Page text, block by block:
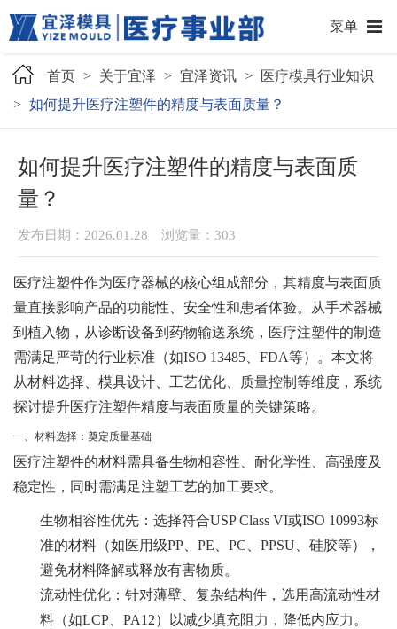
菜单
首页 > 关于宜泽 > 宜泽资讯 >
医疗模具行业知识
> 如何提升医疗注塑件的精度与表面质量？
如何提升医疗注塑件的精度与表面质
量？
发布日期：2026.01.28 浏览量： 303
医疗注塑件作为医疗器械的核心组成部分，其精度与表面质
量直接影响产品的功能性、安全性和患者体验。从手术器械
到植入物，从诊断设备到药物输送系统，医疗注塑件的制造
需满足严苛的行业标准（如ISO 13485、FDA等）。本文将
从材料选择、模具设计、工艺优化、质量控制等维度，系统
探讨提升医疗注塑件精度与表面质量的关键策略。
一、材料选择：奠定质量基础
医疗注塑件的材料需具备生物相容性、耐化学性、高强度及
稳定性，同时需满足注塑工艺的加工要求。
生物相容性优先 ：选择符合USP Class VI或ISO 10993标
准的材料（如医用级PP、PE、PC、PPSU、硅胶等），
避免材料降解或释放有害物质。
流动性优化 ：针对薄壁、复杂结构件，选用高流动性材
料（如LCP、PA12）以减少填充阻力，降低内应力。